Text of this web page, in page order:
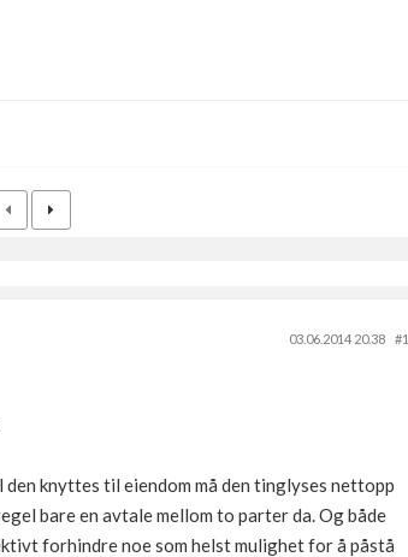
03.06.2014 20.38
#1
knyttes til eiendom må den tinglyses nettopp
bare en avtale mellom to parter da. Og både
forhindre noe som helst mulighet for å påstå